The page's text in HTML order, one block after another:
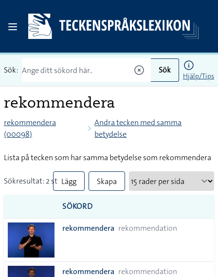
Sök: Sök
Hjälp/Tips
rekommendera
rekommendera
(00098)
Andra tecken med samma
betydelse
Lista på tecken som har samma betydelse som rekommendera
Sökresultat: 2 st Lägg
till
alla i
Skapa
SÖKORD
rekommendera rekommendation
rekommendera rekommendation